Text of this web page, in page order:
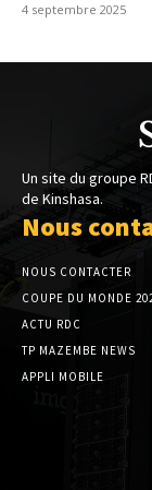
4 septembre 2025
Un site du groupe
de Kinshasa.
Nous
NOUS CONTACTER
COUPE DU MONDE
ACTU RDC
TP MAZEMBE NEWS
APPLI MOBILE